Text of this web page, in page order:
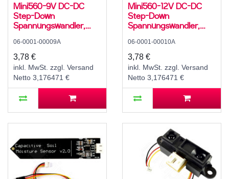
Mini560-9V DC-DC
Step-Down
Spannungswandler,
Converter, 3 A, 11..20 V
zu 9 V
06-0001-00009A
3,78 €
inkl. MwSt. zzgl. Versand
Netto 3,176471 €
Mini560-12V DC-DC
Step-Down
Spannungswandler,
Converter, 3 A, 14..20
V zu 12 V
06-0001-00010A
3,78 €
inkl. MwSt. zzgl. Versand
Netto 3,176471 €